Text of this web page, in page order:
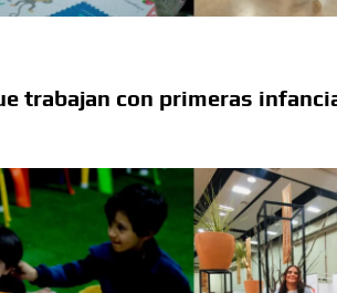
el aniversario luctuoso de Miguel
para el Premio Indígena Literario
Opuestos” en el Aeropuerto
de Verano con presentaciones
al Festival Omáwari 2026 a celebrarse en
Montemayor” actividades gratuitas
trabajan con primeras